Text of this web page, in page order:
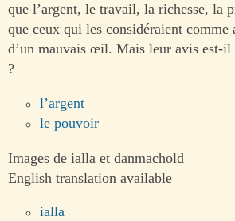
que l’argent, le travail, la richesse, la
que ceux qui les considéraient comme
d’un mauvais œil. Mais leur avis est-
?
l’argent
le pouvoir
Images de ialla et danmachold
English translation available
ialla